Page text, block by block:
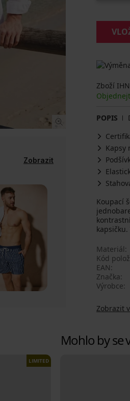
Zobrazit
Zboží
POPIS
Kapsy
Koupací
Materiál
Kód
EAN
Značka
Výrobce
Zobrazit
Mohlo by se
LIMITED